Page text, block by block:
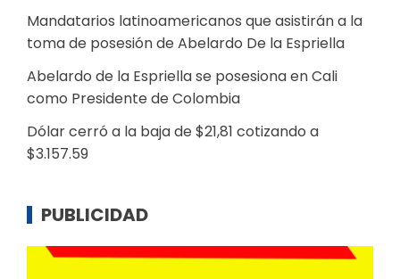
Mandatarios latinoamericanos que asistirán a la
toma de posesión de Abelardo De la Espriella
Abelardo de la Espriella se posesiona en Cali
como Presidente de Colombia
Dólar cerró a la baja de $21,81 cotizando a
$3.157.59
PUBLICIDAD